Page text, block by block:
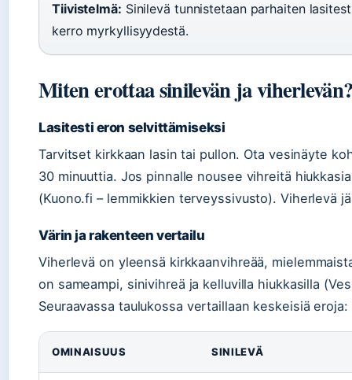
Tiivistelmä: Sinilevä tunnistetaan parhaiten
kerro myrkyllisyydestä.
Miten erottaa sinilevän ja
Lasitesti eron selvittämiseksi
Tarvitset kirkkaan lasin tai pullon. Ota vesinäyte
30 minuuttia. Jos pinnalle nousee vihreitä
(Kuono.fi – lemmikkien terveyssivusto). Viherlevä
Värin ja rakenteen vertailu
Viherlevä on yleensä kirkkaanvihreää,
on sameampi, sinivihreä ja kelluvilla hiukkasilla
Seuraavassa taulukossa vertaillaan keskeisiä eroja:
OMINAISUUS SINILEVÄ